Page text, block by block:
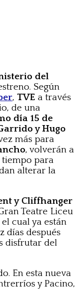
del
Según
, TVE a través
de una
día 15 de
y Hugo
más para
, volverán a
para
alterar la
y Cliffhanger
Teatre Liceu
cual ya están
días después
disfrutar del
En esta nueva
y Pacino,